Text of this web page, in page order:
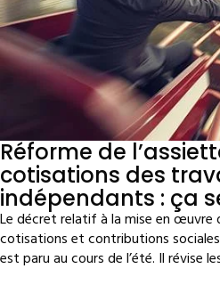
Réforme de
cotisations des
indépendants : ça
Le décret relatif à la mise en œuvre
cotisations et contributions
est paru au cours de l’été. Il révise